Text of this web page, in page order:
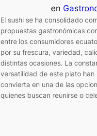
en
El sushi se ha consolidado
propuestas gastronómicas
entre los consumidores
por su frescura, variedad,
distintas ocasiones. La
versatilidad de este plato
convierta en una de las
quienes buscan reunirse o